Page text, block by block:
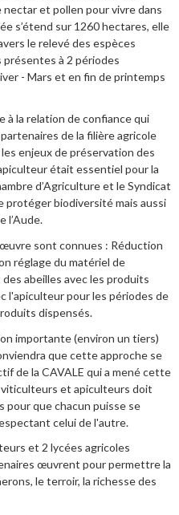
nectar et pollen pour vivre dans
s’étend sur 1260 hectares, elle
le relevé des espèces
à 2 périodes
- Mars et en fin de printemps
à la relation de confiance qui
de la filière agricole
enjeux de préservation des
était essentiel pour la
d’Agriculture et le Syndicat
protéger biodiversité mais aussi
l’Aude.
sont connues : Réduction
réglage du matériel de
abeilles avec les produits
l'apiculteur pour les périodes de
dispensés.
importante (environ un tiers)
que cette approche se
de la CAVALE qui a mené cette
et apiculteurs doit
que chacun puisse se
celui de l'autre.
et 2 lycées agricoles
œuvrent pour permettre la
le terroir, la richesse des